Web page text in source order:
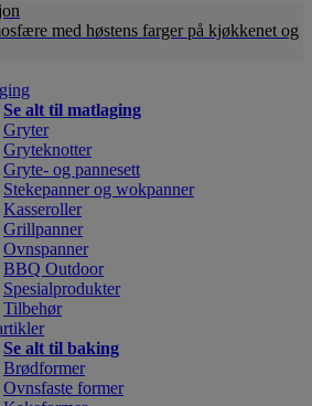
med høstens farger på kjøkkenet og
Se alt til matlaging
Gryter
Gryteknotter
Gryte- og pannesett
Stekepanner og wokpanner
Kasseroller
Grillpanner
Ovnspanner
BBQ Outdoor
Spesialprodukter
Tilbehør
Se alt til baking
Brødformer
Ovnsfaste former